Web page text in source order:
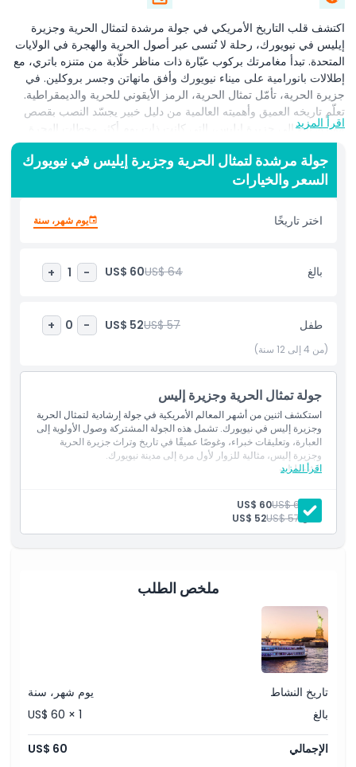
اكتشف قلب التاريخ الأمريكي في جولة مرشدة لتمثال الحرية وجزيرة
إيليس في نيويورك، رحلة لا تُنسى عبر أصول الحرية والهجرة في الولايات
المتحدة. تبدأ مغامرتك بركوب عبّارة ذات مناظر خلّابة من متنزه باتري، مع
إطلالات بانورامية على ميناء نيويورك وأفق مانهاتن وجسر بروكلين. في
جزيرة الحرية، تأمّل تمثال الحرية، الرمز الأيقوني للحرية والديمقراطية.
تعلّم تاريخه العميق وأهميته العالمية من دليل خبير يجسّد النصب بقصص
مؤثرة. تابع إلى جزيرة إيليس، التي كانت ذات يوم أكثر محطات الهجرة
ازدحامًا في أمريكا. استكشف متحف الهجرة في جزيرة إيليس، اطلع على
سجلات الركاب الأصلية واستمع إلى قصص مؤثرة لأولئك الذين بدأوا
رحلتهم الأمريكية هنا. تقدّم هذه الجولة الموجّهة بالكامل اتصالًا عاطفيًا
عميقًا بتاريخ مدينة نيويورك وتجربة المهاجر الأمريكي، مما يجعلها تجربة
ثقافية وتاريخية لا بد من القيام بها للزوار والسكان المحليين على حد سواء.
أبرز المعالم
سياسة الأطفال والبالغين
الاستثناءات
ما يجب معرفته
كيفية الوصول إلى هناك
سياسة الإلغاء
اقرأ المزيد
جولة مرشدة لتمثال الحرية وجزيرة إيليس في نيويورك
السعر والخيارات
اختر تاريخًا يوم شهر، سنة
بالغ US$ 64
US$ 60
-
1
+
طفل US$ 57
US$ 52
-
0
+
(من 4 إلى 12 سنة)
جولة تمثال الحرية وجزيرة إليس
استكشف اثنين من أشهر المعالم الأمريكية في جولة إرشادية لتمثال الحرية
وجزيرة إليس في نيويورك. تشمل هذه الجولة المشتركة وصول الأولوية إلى
العبارة، وتعليقات خبراء، وغوصًا عميقًا في تاريخ وتراث جزيرة الحرية
وجزيرة إليس، مثالية للزوار لأول مرة إلى مدينة نيويورك.
اقرأ المزيد
الشموليات
مرشد سياحي
عبارة
بالغ: US$ 64
US$ 60
طفل: US$ 57
US$ 52
ملخص الطلب
تاريخ النشاط
يوم شهر، سنة
بالغ
US$ 60 × 1
الإجمالي US$ 60